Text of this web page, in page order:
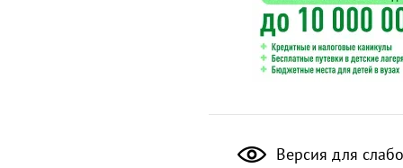
Версия для